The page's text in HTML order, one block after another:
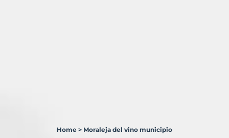
Home > Moraleja del vino municipio